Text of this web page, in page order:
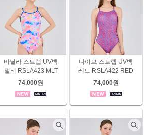
바닐라 스트랩 UV백
멀티 RSLA423 MLT
74,000원
나이브 스트랩 UV백
레드 RSLA422 RED
74,000원